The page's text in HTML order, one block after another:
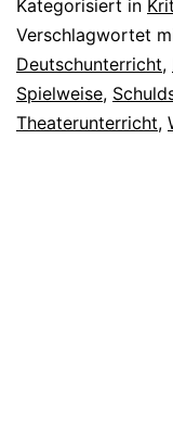
Kategorisiert in
Verschlagwortet
Deutschunterricht,
Spielweise,
Theaterunterricht,